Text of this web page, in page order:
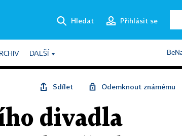
Hledat Přihlásit se
DALŠÍ
Sdílet Odemknout známému
divadla